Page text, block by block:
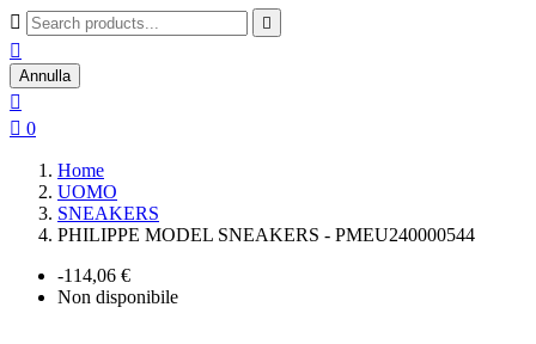
 

Annulla

 0
Home
UOMO
SNEAKERS
PHILIPPE MODEL SNEAKERS - PMEU240000544
-114,06 €
Non disponibile